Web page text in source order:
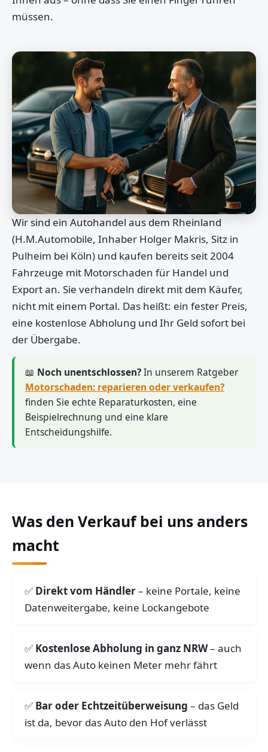
müssen.
Wir sind ein Autohandel aus dem Rheinland
(H.M.Automobile, Inhaber Holger Makris, Sitz in
Pulheim bei Köln) und kaufen bereits seit 2004
Fahrzeuge mit Motorschaden für Handel und
Export an. Sie verhandeln direkt mit dem Käufer,
nicht mit einem Portal. Das heißt: ein fester Preis,
eine kostenlose Abholung und Ihr Geld sofort bei
der Übergabe.
📖 Noch unentschlossen?In unserem Ratgeber
Motorschaden: reparieren oder verkaufen?
finden Sie echte Reparaturkosten, eine
Beispielrechnung und eine klare
Entscheidungshilfe.
Was den Verkauf bei uns anders
macht
Direkt vom Händler– keine Portale, keine
Datenweitergabe, keine Lockangebote
Kostenlose Abholung in ganz NRW– auch
wenn das Auto keinen Meter mehr fährt
Bar oder Echtzeitüberweisung – das Geld
ist da, bevor das Auto den Hof verlässt